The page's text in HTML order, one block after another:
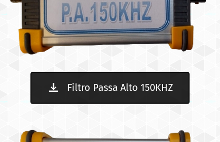
Filtro Passa Alto 150KHZ